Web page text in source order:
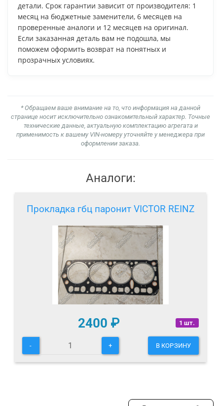
детали. Срок гарантии зависит от производителя: 1
месяц на бюджетные заменители, 6 месяцев на
проверенные аналоги и 12 месяцев на оригинал.
Если заказанная деталь вам не подошла, мы
поможем оформить возврат на понятных и
прозрачных условиях.
* Обращаем ваше внимание на то, что информация на данной
странице носит исключительно ознакомительный характер. Точные
технические данные, актуальную комплектацию агрегата и
применимость к вашему VIN-номеру уточняйте у менеджера при
оформлении заказа.
Аналоги:
Прокладка гбц паронит VICTOR REINZ
1 шт.
2400 ₽
- + В КОРЗИНУ